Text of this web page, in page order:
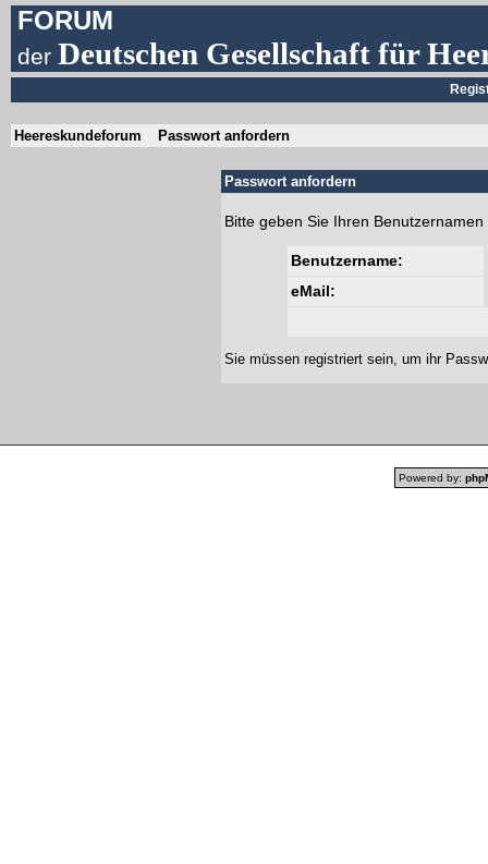
FORUM
derDeutschen Gesellschaft für
Heereskundeforum Passwort anfordern
Passwort anfordern
Bitte geben Sie Ihren
Benutzername:
eMail:
Sie müssenregistriert sein, um ihr
Powered by: